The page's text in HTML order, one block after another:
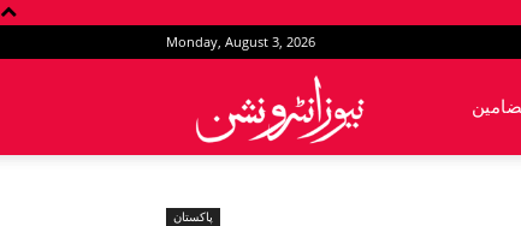
Monday, August 3, 2026
پاکستان